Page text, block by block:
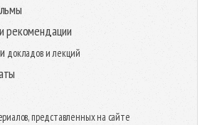
рекомендации
докладов и лекций
представленных на сайте